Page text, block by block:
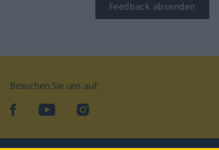
Feedback absenden
Besuchen Sie uns auf:
facebookYouTube Instagram